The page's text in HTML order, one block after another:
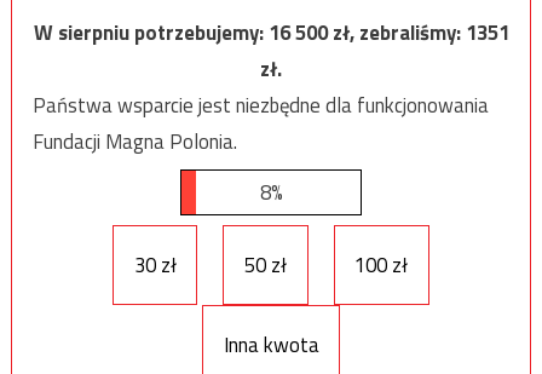
W sierpniu potrzebujemy:16 500zł, zebraliśmy:1351
zł.
Państwa wsparcie jest niezbędne dla funkcjonowania
Fundacji Magna Polonia.
8%
30 zł 50 zł 100 zł
Inna kwota